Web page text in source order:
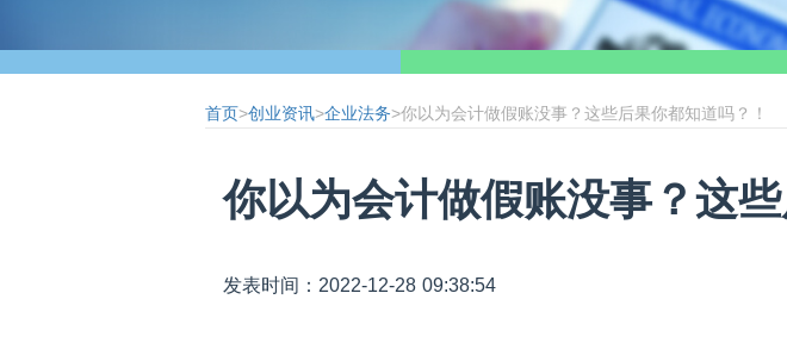
首页>创业资讯>企业法务>你以为会计做假账没事？这些后果你都知道吗？！
你以为会计做假账没事？这
发表时间：2022-12-28 09:38:54